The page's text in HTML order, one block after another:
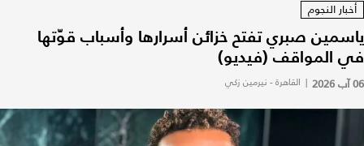
أخبار النجوم
ياسمين صبري تفتح خزائن أسرارها وأسباب قوّتها
في المواقف (فيديو)
06 آب 2026 | القاهرة - نيرمين زكي